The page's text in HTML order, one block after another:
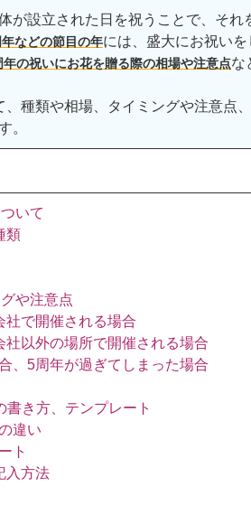
が設立された日を祝うことで、それ
などの節目の年には、盛大にお祝いを
年の祝いにお花を贈る際の相場や注意点な
、種類や相場、タイミングや注意点
。
いて
類
や注意点
社で開催される場合
以外の場所で開催される場合
、5周年が過ぎてしまった場合
き方、テンプレート
違い
ト
入方法